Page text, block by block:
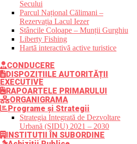
Secului
Parcul Național Călimani –
Rezervația Lacul Iezer
Stâncile Coloape – Munții Gurghiu
Liberty Fishing
Hartă interactivă active turistice
CONDUCERE
DISPOZIȚIILE AUTORITĂȚII
EXECUTIVE
RAPOARTELE PRIMARULUI
ORGANIGRAMA
Programe și Strategii
Strategia Integrată de Dezvoltare
Urbană (SIDU) 2021 – 2030
INSTITUȚII ÎN SUBORDINE